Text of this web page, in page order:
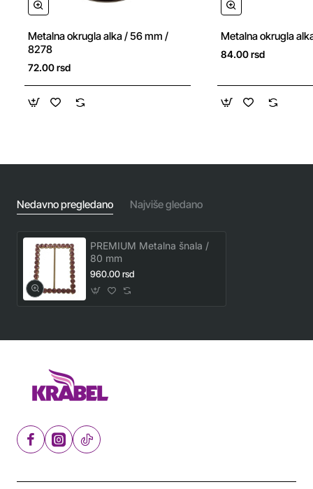
Metalna okrugla alka / 56 mm /
8278
72.00 rsd
Metalna okrugla
84.00 rsd
Nedavno pregledano Najviše gledano
PREMIUM Metalna šnala /
80 mm
960.00 rsd